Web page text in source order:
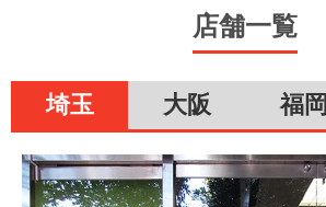
店舗一覧
埼玉 大阪 福岡